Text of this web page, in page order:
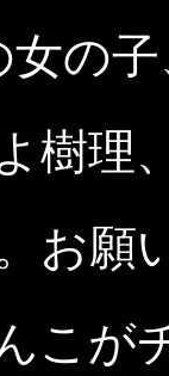
の
樹理
お願
こが